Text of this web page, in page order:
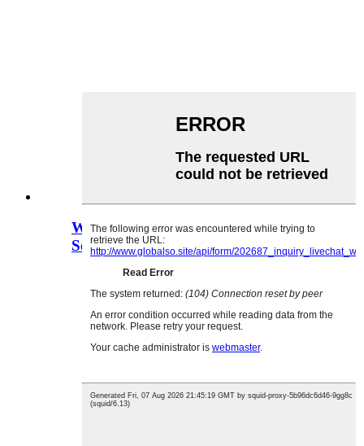
Weibliche RCA Buchse RCA Pin Jack
Serie PCB Mount...